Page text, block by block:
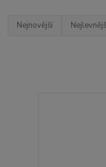
Nejnovější